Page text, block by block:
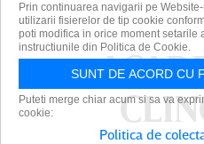
Prin continuarea navigarii pe
utilizarii fisierelor de tip cookie
poti modifica in orice moment setarile
instructiunile din Politica de Cookie.
SUNT DE ACORD CU
Puteti merge chiar acum si sa va
cookie:
Politica de